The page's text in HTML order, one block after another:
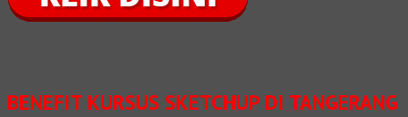
BENEFIT KURSUS SKETCHUP DI TANGERANG